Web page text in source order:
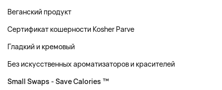
Веганский продукт
Сертификат кошерности Kosher Parve
Гладкий и кремовый
Без искусственных ароматизаторов и красителей
Small Swaps - Save Calories ™